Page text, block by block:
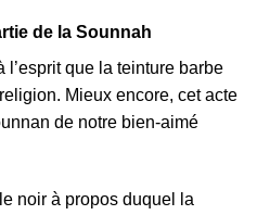
de la Sounnah
l’esprit que la teinture barbe
Mieux encore, cet acte
de notre bien-aimé
noir à propos duquel la